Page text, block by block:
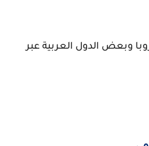
وبعض الدول العربية عبر